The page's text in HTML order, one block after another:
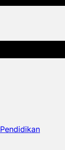
Pendidikan